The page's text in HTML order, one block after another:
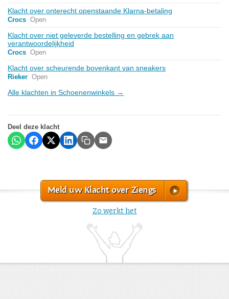
Klacht over onterecht openstaande Klarna-betaling
Crocs Open
Klacht over niet geleverde bestelling en gebrek aan
verantwoordelijkheid
Crocs Open
Klacht over scheurende bovenkant van sneakers
Rieker Open
Alle klachten in Schoenenwinkels →
Deel deze klacht
Meld uw Klacht over Ziengs
Zo werkt het